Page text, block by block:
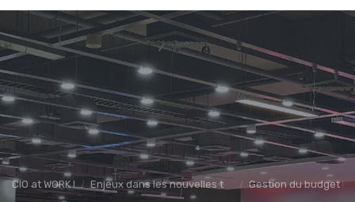
CIO at WORK ! Enjeux dans les nouvelles technologies Gestion du budget IT